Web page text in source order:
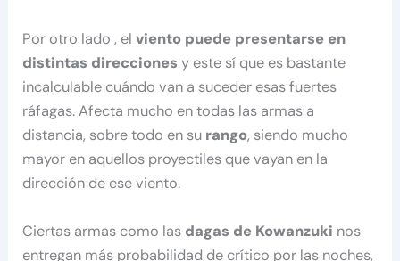
Por otro lado , elviento puede presentarse en
distintas direcciones y este sí que es bastante
incalculable cuándo van a suceder esas fuertes
ráfagas. Afecta mucho en todas las armas a
distancia, sobre todo en su rango, siendo mucho
mayor en aquellos proyectiles que vayan en la
dirección de ese viento.
Ciertas armas como las dagas de Kowanzuki nos
entregan más probabilidad de crítico por las noches,